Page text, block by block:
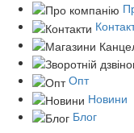
Опт
Новини
Блог